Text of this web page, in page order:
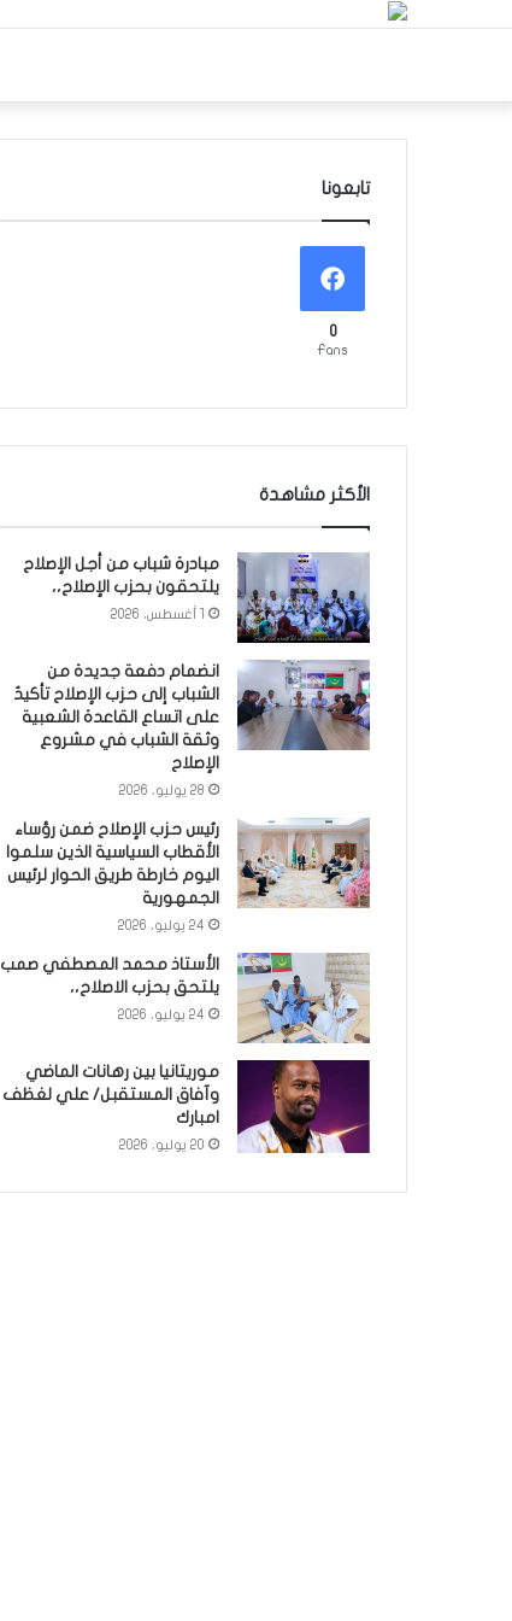
تابعونا
0
Fans
الأكثر مشاهدة
مبادرة شباب من أجل الإصلاح
يلتحقون بحزب الإصلاح،،
انضمام دفعة جديدة من
الشباب إلى حزب الإصلاح تأكيدٌ
على اتساع القاعدة الشعبية
وثقة الشباب في مشروع
الإصلاح
28 يوليو، 2026
رئيس حزب الإصلاح ضمن رؤساء
الأقطاب السياسية الذين سلموا
اليوم خارطة طريق الحوار لرئيس
الجمهورية
24 يوليو، 2026
الأستاذ محمد المصطفي صمب
يلتحق بحزب الاصلاح،،
24 يوليو، 2026
موريتانيا بين رهانات الماضي
وآفاق المستقبل/ علي لغظف
امبارك
20 يوليو، 2026